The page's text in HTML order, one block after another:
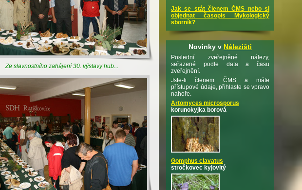
Ze slavnostního zahájení 30. výstavy hub...
Jak se stát členem ČMS nebo si
objednat časopis Mykologický
sborník?
Novinky v Nálezišti
Poslední zveřejněné nálezy,
seřazené podle data a času
zveřejnění.
Jste-li členem ČMS a máte
přístupové údaje, přihlaste se vpravo
nahoře.
Artomyces microsporus
korunokyjka borová
Gomphus clavatus
stročkovec kyjovitý